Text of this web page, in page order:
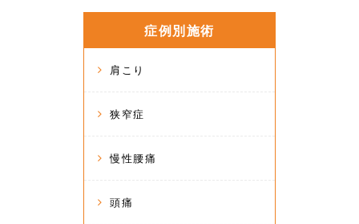
症例別施術
肩こり
狭窄症
慢性腰痛
頭痛